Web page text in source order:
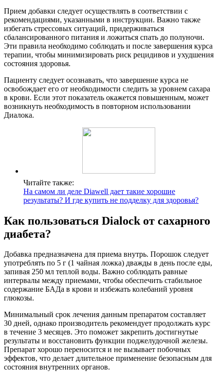
Прием добавки следует осуществлять в соответствии с
рекомендациями, указанными в инструкции. Важно также
избегать стрессовых ситуаций, придерживаться
сбалансированного питания и ложиться спать до полуночи.
Эти правила необходимо соблюдать и после завершения курса
терапии, чтобы минимизировать риск рецидивов и ухудшения
состояния здоровья.
Пациенту следует осознавать, что завершение курса не
освобождает его от необходимости следить за уровнем сахара
в крови. Если этот показатель окажется повышенным, может
возникнуть необходимость в повторном использовании
Диалока.
Читайте также:
На самом ли деле Diawell дает такие хорошие
результаты? И где купить не подделку для здоровья?
Как пользоваться Dialock от сахарного
диабета?
Добавка предназначена для приема внутрь. Порошок следует
употреблять по 5 г (1 чайная ложка) дважды в день после еды,
запивая 250 мл теплой воды. Важно соблюдать равные
интервалы между приемами, чтобы обеспечить стабильное
содержание БАДа в крови и избежать колебаний уровня
глюкозы.
Минимальный срок лечения данным препаратом составляет
30 дней, однако производитель рекомендует продолжать курс
в течение 3 месяцев. Это поможет закрепить достигнутые
результаты и восстановить функции поджелудочной железы.
Препарат хорошо переносится и не вызывает побочных
эффектов, что делает длительное применение безопасным для
состояния внутренних органов.